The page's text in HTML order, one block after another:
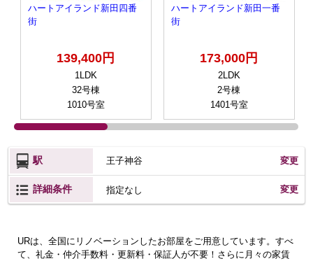
ハートアイランド新田四番
街
139,400円
1LDK
32号棟
1010号室
ハートアイランド新田一番
街
173,000円
2LDK
2号棟
1401号室
駅 王子神谷 変更
詳細条件 指定なし 変更
URは、全国にリノベーションしたお部屋をご用意しています。すべ
て、礼金・仲介手数料・更新料・保証人が不要！さらに月々の家賃